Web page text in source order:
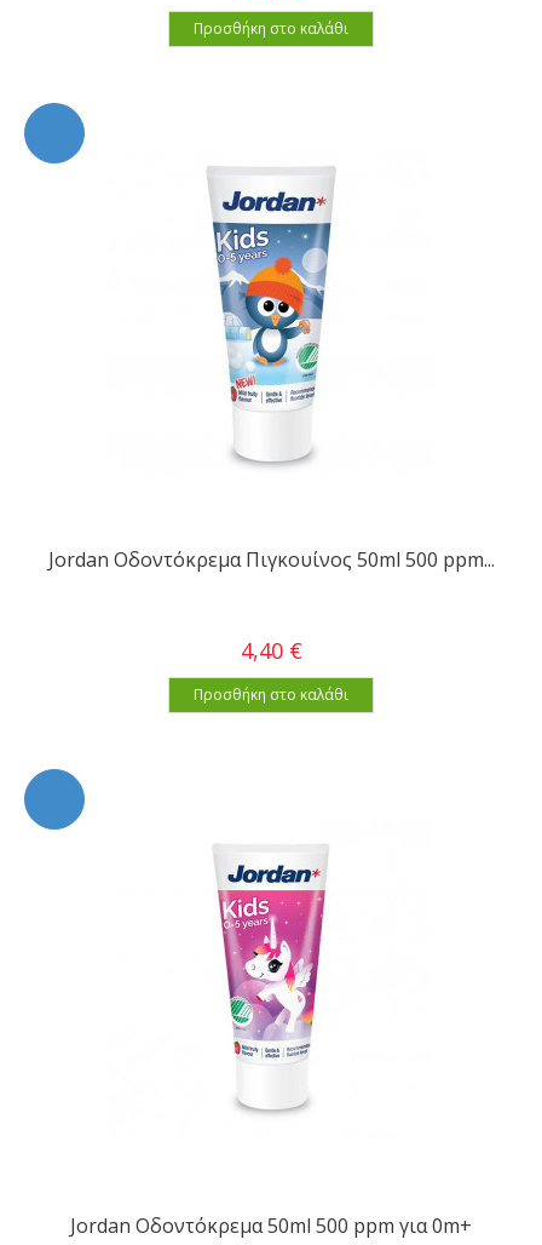
Προσθήκη στο καλάθι
Jordan Οδοντόκρεμα Πιγκουίνος 50ml 500 ppm...
4,40 €
Προσθήκη στο καλάθι
Jordan Οδοντόκρεμα 50ml 500 ppm για 0m+